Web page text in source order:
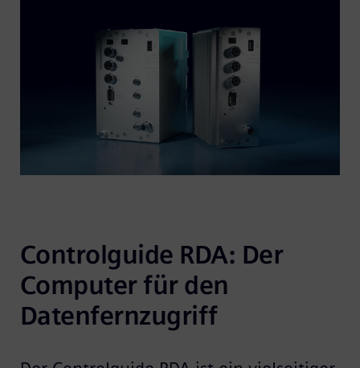
Controlguide RDA: Der
Computer für den
Datenfernzugriff